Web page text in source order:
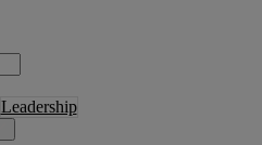
Leadership